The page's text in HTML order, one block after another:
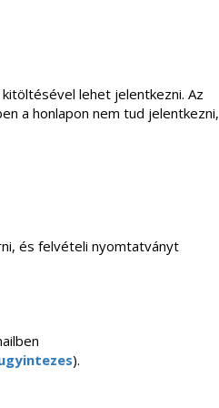
lehet jelentkezni. Az
a honlapon nem tud jelentkezni,
és felvételi nyomtatványt
).